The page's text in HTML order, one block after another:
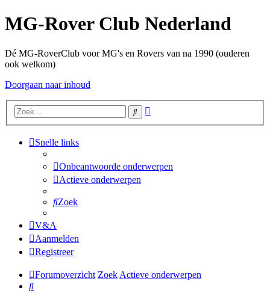
MG-Rover Club Nederland
Dé MG-RoverClub voor MG's en Rovers van na 1990 (ouderen
ook welkom)
Doorgaan naar inhoud
Zoek
Snelle links
Onbeantwoorde onderwerpen
Actieve onderwerpen
Zoek
V&A
Aanmelden
Registreer
Forumoverzicht ZoekActieve onderwerpen
Zoek